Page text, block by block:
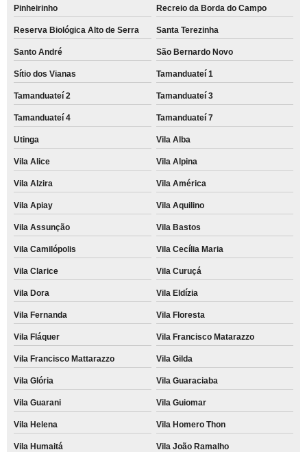
Pinheirinho Recreio da Borda do Campo
Reserva Biológica Alto de Serra Santa Terezinha
Santo André São Bernardo Novo
Sítio dos Vianas Tamanduateí 1
Tamanduateí 2 Tamanduateí 3
Tamanduateí 4 Tamanduateí 7
Utinga Vila Alba
Vila Alice Vila Alpina
Vila Alzira Vila América
Vila Apiay Vila Aquilino
Vila Assunção Vila Bastos
Vila Camilópolis Vila Cecília Maria
Vila Clarice Vila Curuçá
Vila Dora Vila Eldízia
Vila Fernanda Vila Floresta
Vila Fláquer Vila Francisco Matarazzo
Vila Francisco Mattarazzo Vila Gilda
Vila Glória Vila Guaraciaba
Vila Guarani Vila Guiomar
Vila Helena Vila Homero Thon
Vila Humaitá Vila João Ramalho